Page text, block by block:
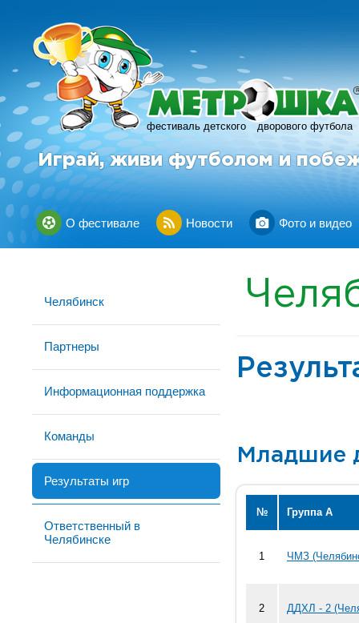
фестиваль детского дворового футбола
R
Играй, живи футболом и
О фестивале Новости Фото и видео
Челябинск
Партнеры
Информационная поддержка
Команды
Результаты игр
Ответственный в
Челябинске
Младшие
№ Группа А
1 ЧМЗ
2 ДДХЛ - 2